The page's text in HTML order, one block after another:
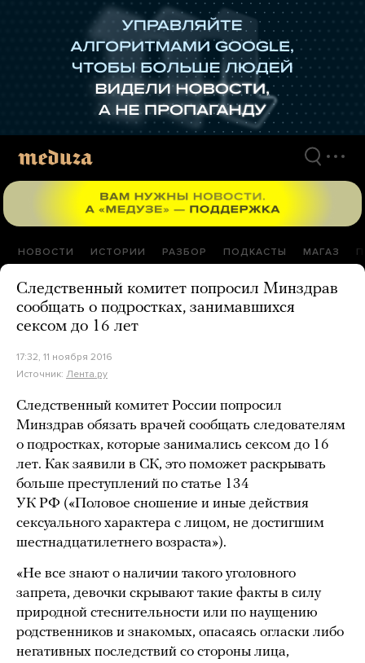
НОВОСТИ ИСТОРИИ РАЗБОР ПОДКАСТЫ МАГАЗ
Следственный комитет попросил Минздрав
сообщать о подростках, занимавшихся
сексом до 16 лет
17:32, 11 ноября 2016
Источник: Лента.ру
Следственный комитет России попросил
Минздрав обязать врачей сообщать следователям
о подростках, которые занимались сексом до 16
лет. Как заявили в СК, это поможет раскрывать
больше преступлений по статье 134
УК РФ («Половое сношение и иные действия
сексуального характера с лицом, не достигшим
шестнадцатилетнего возраста»).
«Не все знают о наличии такого уголовного
запрета, девочки скрывают такие факты в силу
природной стеснительности или по наущению
родственников и знакомых, опасаясь огласки либо
негативных последствий со стороны лица,